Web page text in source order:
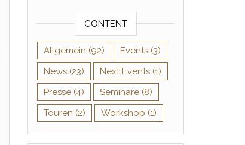
CONTENT
Allgemein (92) Events(3)
News(23) Next Events(1)
Presse(4) Seminare(8)
Touren (2) Workshop (1)